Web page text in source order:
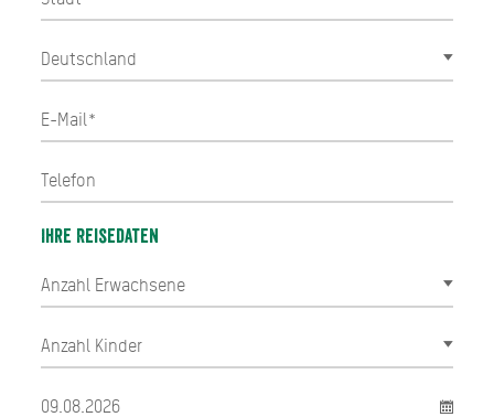
Ihre Reisedaten